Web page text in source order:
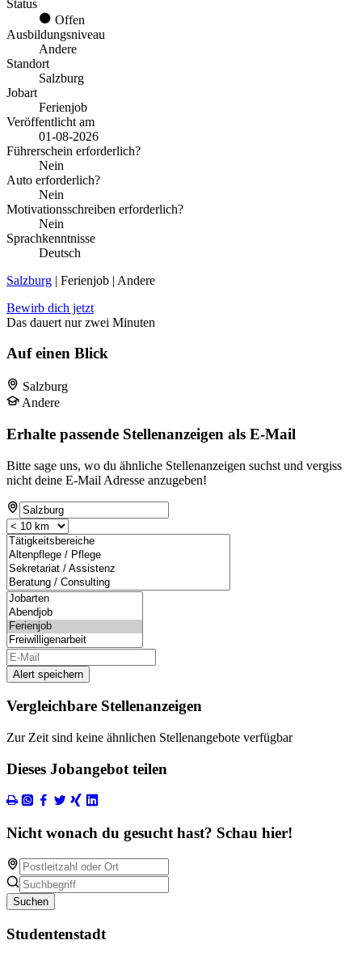
Status
Offen
Ausbildungsniveau
Andere
Standort
Salzburg
Jobart
Ferienjob
Veröffentlicht am
01-08-2026
Führerschein erforderlich?
Nein
Auto erforderlich?
Nein
Motivationsschreiben erforderlich?
Nein
Sprachkenntnisse
Deutsch
Salzburg | Ferienjob | Andere
Bewirb dich jetzt
Das dauert nur zwei Minuten
Auf einen Blick
Salzburg
Andere
Erhalte passende Stellenanzeigen als E-Mail
Bitte sage uns, wo du ähnliche Stellenanzeigen suchst und vergiss
nicht deine E-Mail Adresse anzugeben!
Alert speichern
Vergleichbare Stellenanzeigen
Zur Zeit sind keine ähnlichen Stellenangebote verfügbar
Dieses Jobangebot teilen
Nicht wonach du gesucht hast? Schau hier!
Suchen
Studentenstadt